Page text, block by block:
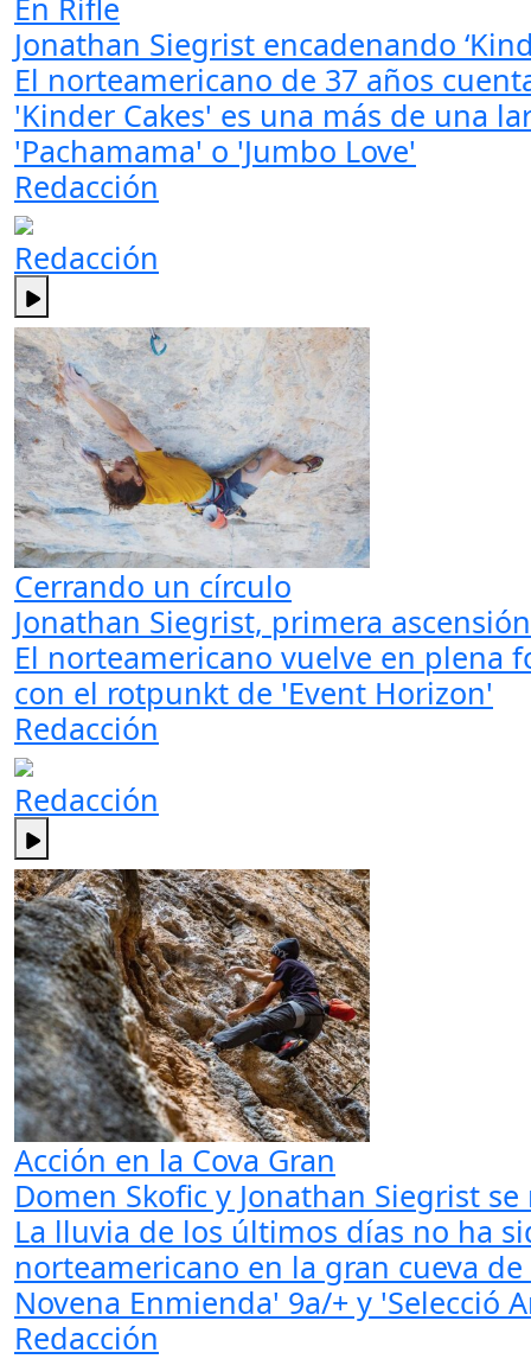
En Rifle
Jonathan Siegrist encadenando
El norteamericano de 37 años
'Kinder Cakes' es una más de una
'Pachamama' o 'Jumbo Love'
Redacción
Redacción
Cerrando un círculo
Jonathan Siegrist, primera
El norteamericano vuelve en plena
con el rotpunkt de 'Event Horizon'
Redacción
Redacción
Acción en la Cova Gran
Domen Skofic y Jonathan Siegrist
La lluvia de los últimos días no ha
norteamericano en la gran cueva
Novena Enmienda' 9a/+ y 'Selecció
Redacción